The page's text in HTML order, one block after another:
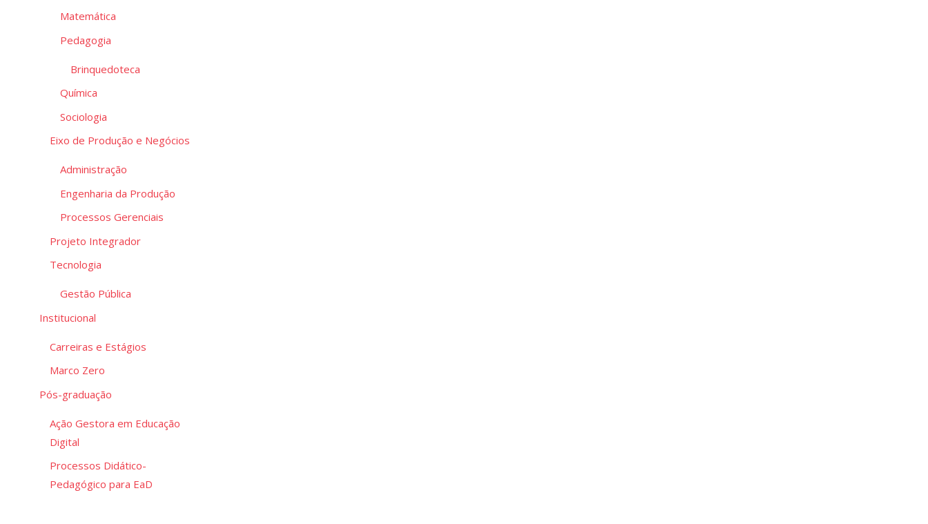
Matemática
Pedagogia
Brinquedoteca
Química
Sociologia
Eixo de Produção e Negócios
Administração
Engenharia da Produção
Processos Gerenciais
Projeto Integrador
Tecnologia
Gestão Pública
Institucional
Carreiras e Estágios
Marco Zero
Pós-graduação
Ação Gestora em Educação
Digital
Processos Didático-
Pedagógico para EaD